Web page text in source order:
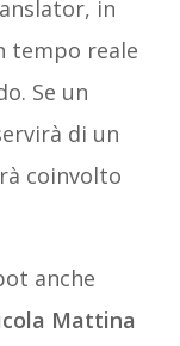
in
tempo reale
Se un
di un
coinvolto
anche
Mattina